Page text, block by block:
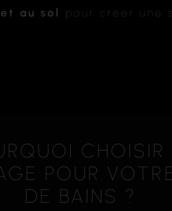
au sol
pour créer une
CHOISIR
POUR
DE BAINS ?